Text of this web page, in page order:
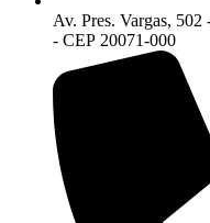
Av. Pres. Vargas, 502
- CEP 20071-000